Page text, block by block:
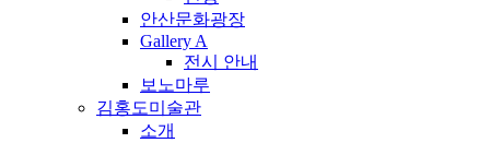
안산문화광장
Gallery A
전시 안내
보노마루
김홍도미술관
소개